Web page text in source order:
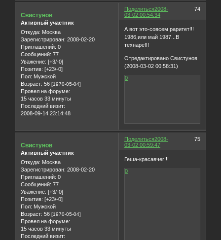
Поделиться 74
2008-
03-02 00:54:34
Свистунов
Активный участник
Откуда: Москва
Зарегистрирован: 2008-02-20
Приглашений: 0
Сообщений: 77
Уважение: [+3/-0]
Позитив: [+23/-0]
Пол: Мужской
Возраст: 56 [1970-05-04]
Провел на форуме:
15 часов 33 минуты
Последний визит:
2008-09-14 23:14:48
А вот это-совсем раритет!!!
1986,или май 1987...В
технаре!!!
Отредактировано Свистунов
(2008-03-02 00:58:31)
0
Поделиться 75
2008-
03-02 00:59:47
Свистунов
Активный участник
Откуда: Москва
Зарегистрирован: 2008-02-20
Приглашений: 0
Сообщений: 77
Уважение: [+3/-0]
Позитив: [+23/-0]
Пол: Мужской
Возраст: 56 [1970-05-04]
Провел на форуме:
15 часов 33 минуты
Последний визит:
Геша-красавчег!!!
0